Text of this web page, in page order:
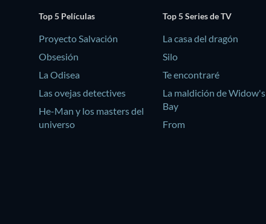
Top 5 Películas
Proyecto Salvación
Obsesión
La Odisea
Las ovejas detectives
He-Man y los masters del
universo
Top 5 Series de TV
La casa del dragón
Silo
Te encontraré
La maldición de Widow's
Bay
From